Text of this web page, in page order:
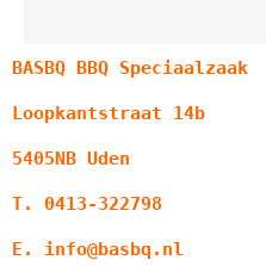
BASBQ BBQ Speciaalzaak
Loopkantstraat 14b
5405NB Uden
T. 0413-322798
E. info@basbq.nl